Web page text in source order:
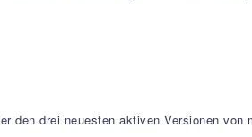
den drei neuesten aktiven Versionen von